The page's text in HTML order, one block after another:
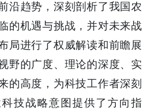
沿趋势，深刻剖析了我国农
的机遇与挑战，并对未来战
局进行了权威解读和前瞻展
野的广度、理论的深度、实
的高度，为科技工作者深刻
技战略意图提供了方向指